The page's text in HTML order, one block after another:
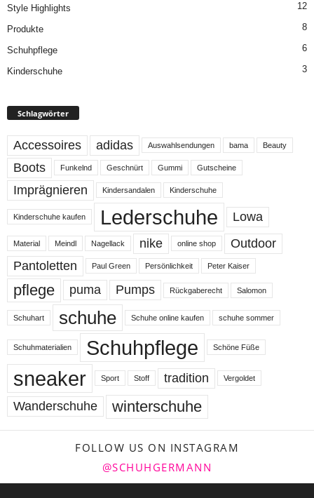
Style Highlights 12
Produkte 8
Schuhpflege 6
Kinderschuhe 3
Schlagwörter
Accessoires adidas Auswahlsendungen bama Beauty
Boots Funkelnd Geschnürt Gummi Gutscheine
Imprägnieren Kindersandalen Kinderschuhe
Kinderschuhe kaufen Lederschuhe Lowa
Material Meindl Nagellack nike online shop
Outdoor
Pantoletten
Paul Green Persönlichkeit Peter Kaiser
pflege puma Pumps Rückgaberecht Salomon
Schuhart schuhe Schuhe online kaufen schuhe sommer
Schuhmaterialien Schuhpflege Schöne Füße
sneaker Sport Stoff tradition Vergoldet
Wanderschuhe winterschuhe
FOLLOW US ON INSTAGRAM
@SCHUHGERMANN